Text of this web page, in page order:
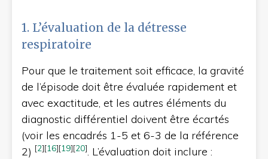
1. L’évaluation de la détresse
respiratoire
Pour que le traitement soit efficace, la gravité
de l’épisode doit être évaluée rapidement et
avec exactitude, et les autres éléments du
diagnostic différentiel doivent être écartés
(voir les encadrés 1-5 et 6-3 de la référence
2) [2][16][19][20]. L’évaluation doit inclure :